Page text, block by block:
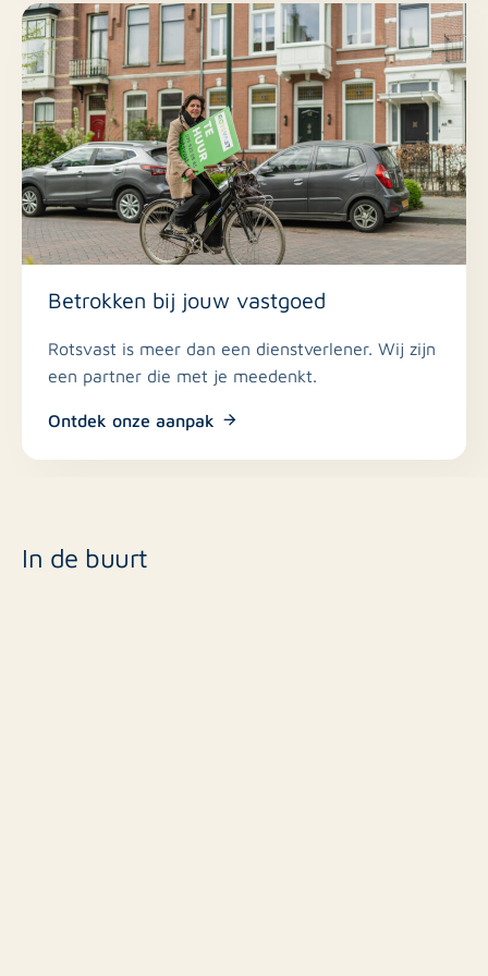
Betrokken bij jouw vastgoed
Rotsvast is meer dan een dienstverlener. Wij zijn
een partner die met je meedenkt.
Ontdek onze aanpak
In de buurt